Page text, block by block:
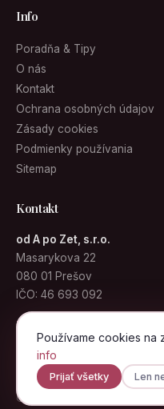
Používame cookies na
info
Prijať všetky Len
Info
Poradňa & Tipy
O nás
Kontakt
Ochrana osobných údajov
Zásady cookies
Podmienky používania
Sitemap
Kontakt
od A po Zet, s.r.o.
Masarykova 22
080 01 Prešov
IČO: 46 693 092
info@kabelky.sk
© 2026 Kabelky.sk · od A po